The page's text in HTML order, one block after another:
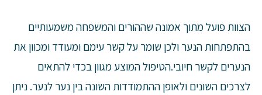
הצוות פועל מתוך אמונה שההורים והמשפחה משמעותיים
בהתפתחות הנער ולכן שומר על קשר עימם ומעודד ומכוון את
הנערים לקשר חיובי.הטיפול המוצע מגוון בכדי להתאים
לצרכים השונים ולאופן ההתמודדות השונה בין נער לנער. ניתן